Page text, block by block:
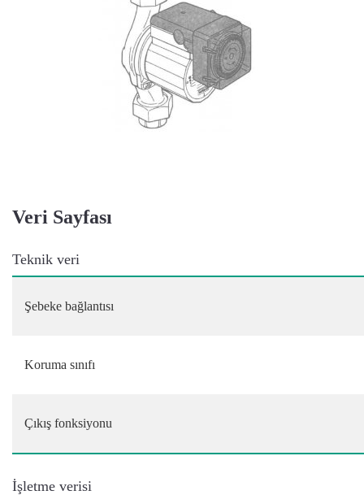
Veri Sayfası
Teknik veri
Şebeke bağlantısı
Koruma sınıfı
Çıkış fonksiyonu
İşletme verisi